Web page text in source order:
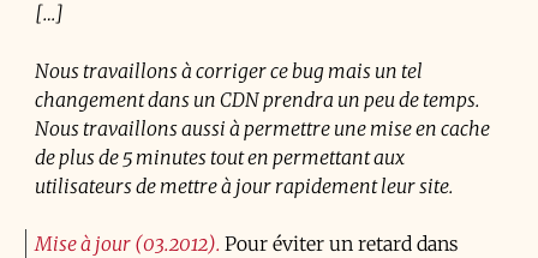
[…]
Nous travaillons à corriger ce bug mais un tel
changement dans un CDNprendra un peu de temps.
Nous travaillons aussi à permettre une mise en cache
de plus de 5 minutes tout en permettant aux
utilisateurs de mettre à jour rapidement leur site.
Mise à jour (03.2012) Pour éviter un retard dans